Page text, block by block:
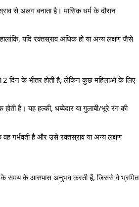
से अलग बनाता है। मासिक धर्म के दौरान
यदि रक्तस्राव अधिक हो या अन्य लक्षण जैसे
12 दिन के भीतर होती है, लेकिन कुछ महिलाओं के लिए
है। यह हल्की, धब्बेदार या गुलाबी/भूरे रंग की
गर्भवती है और उसे रक्तस्राव या अन्य लक्षण
के समय के आसपास अनुभव करती हैं, जिससे वे भ्रमित